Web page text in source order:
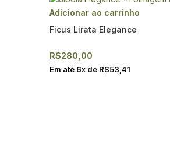
Adicionar ao carrinho
Ficus Lirata Elegance
R$280,00
Em até 6x de R$53,41